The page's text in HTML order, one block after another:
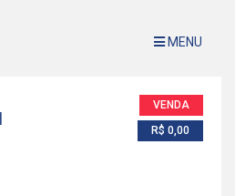
MENU
VENDA
R$ 0,00